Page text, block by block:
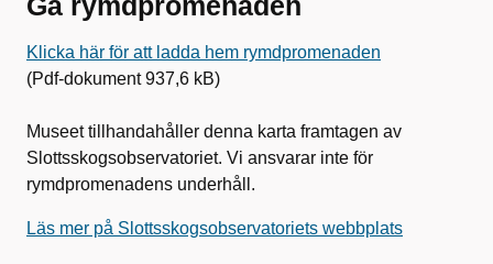
Klicka här för att ladda hem rymdpromenaden
(Pdf-dokument 937,6 kB)
Museet tillhandahåller denna karta framtagen av
Slottsskogsobservatoriet. Vi ansvarar inte för
rymdpromenadens underhåll.
Läs mer på Slottsskogsobservatoriets webbplats